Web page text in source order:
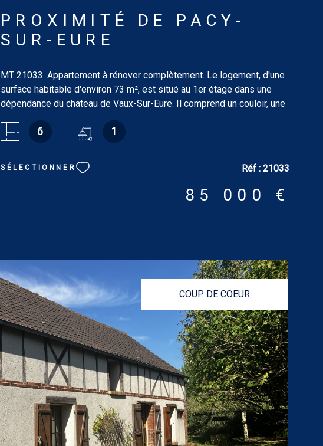
PROXIMITÉ DE PACY-
SUR-EURE
MT 21033. Appartement à rénover complètement. Le logement, d'une
surface habitable d'environ 73 m², est situé au 1er étage dans une
dépendance du chateau de Vaux-Sur-Eure. Il comprend un couloir, une
Les informations sur les risques auxquels ce bien est exposé sont
disponibles sur le site : www.georisques.gouv.fr
6 1
SÉLECTIONNER Réf : 21033
85 000 €
COUP DE COEUR
VOIR LE BIEN